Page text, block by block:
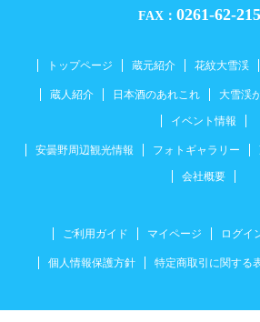
FAX： 0261-62-
トップページ 蔵元紹介 花紋大雪渓
蔵人紹介 日本酒のあれこれ 大雪渓
イベント情報
安曇野周辺観光情報 フォトギャラリー
会社概要
ご利用ガイド マイページ ログイ
個人情報保護方針 特定商取引に関する